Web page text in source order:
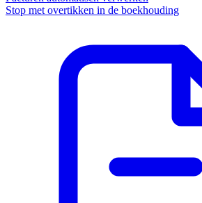
Stop met overtikken in de boekhouding